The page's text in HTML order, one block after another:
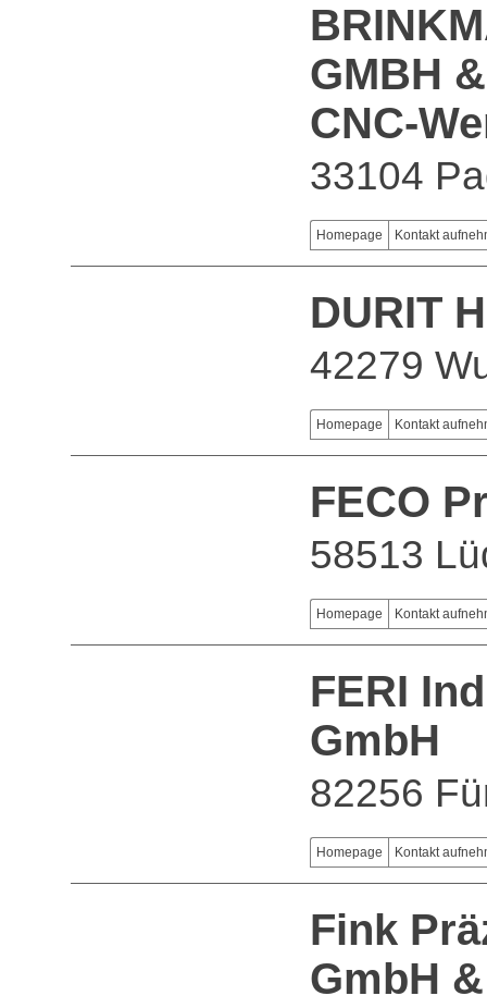
GMBH
CNC-
33104
Homepage Kontakt
DURIT
42279
Homepage Kontakt
FECO
58513
Homepage Kontakt
FERI
GmbH
82256
Homepage Kontakt
Fink
GmbH